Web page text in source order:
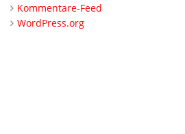
Kommentare-Feed
WordPress.org